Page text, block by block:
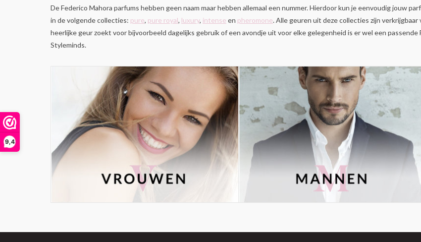
9,4
De Federico Mahora parfums hebben geen naam maar hebben allemaal een nummer. Hierdoor kun je eenvoudig jouw
in de volgende collecties: pure, pure royal, luxury, intense en pheromone. Alle geuren uit deze collecties zijn
heerlijke geur zoekt voor bijvoorbeeld dagelijks gebruik of een avondje uit voor elke gelegenheid is er wel een
Styleminds.